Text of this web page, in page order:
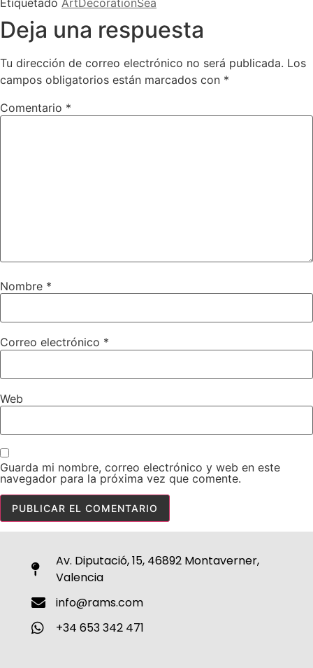
Etiquetado ArtDecorationSea
Deja una respuesta
Tu dirección de correo electrónico no será publicada. Los
campos obligatorios están marcados con *
Comentario *
Nombre *
Correo electrónico *
Web
Guarda mi nombre, correo electrónico y web en este
navegador para la próxima vez que comente.
Av. Diputació, 15, 46892 Montaverner,
Valencia
info@rams.com
+34 653 342 471